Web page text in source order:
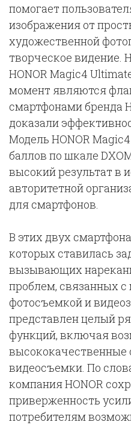
помогает
изображения от
художественной
творческое видение.
HONOR Magic4
момент являются
смартфонами бренда
доказали
Модель HONOR
баллов по шкале
высокий результат в
авторитетной
для смартфонов.
В этих двух
которых ставилась
вызывающих
проблем, связанных
фотосъемкой и
представлен целый
функций, включая
высококачественные
видеосъемки. По
компания HONOR
приверженность
потребителям